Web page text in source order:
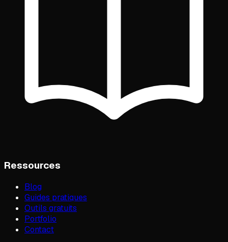
Ressources
Blog
Guides pratiques
Outils gratuits
Portfolio
Contact